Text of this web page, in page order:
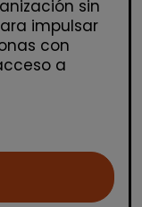
sin
impulsar
con
a